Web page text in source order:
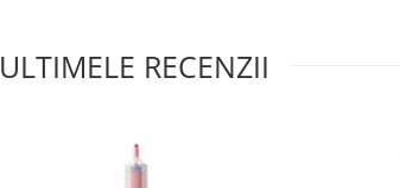
ULTIMELE RECENZII